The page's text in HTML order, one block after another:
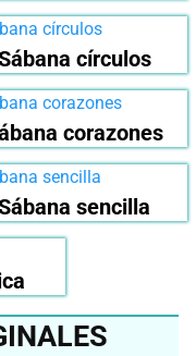
círculos
corazones
sencilla